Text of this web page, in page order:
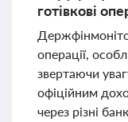
готівкові
операції,
звертаючи
офіційним
через різні